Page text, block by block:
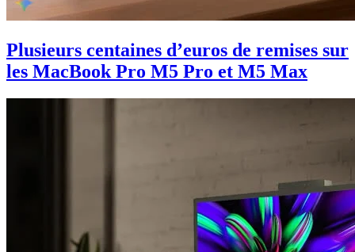
Plusieurs centaines d’euros de remises sur
les MacBook Pro M5 Pro et M5 Max